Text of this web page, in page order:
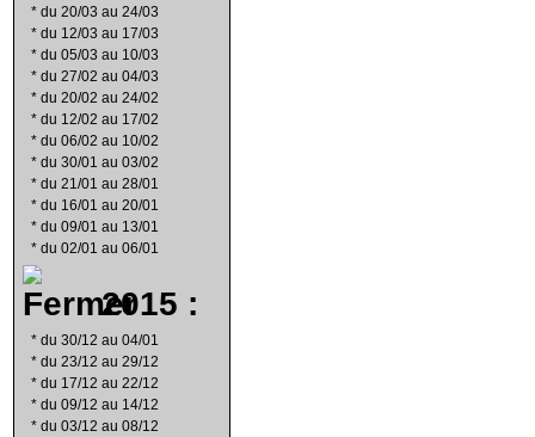
* du 20/03 au 24/03
* du 12/03 au 17/03
* du 05/03 au 10/03
* du 27/02 au 04/03
* du 20/02 au 24/02
* du 12/02 au 17/02
* du 06/02 au 10/02
* du 30/01 au 03/02
* du 21/01 au 28/01
* du 16/01 au 20/01
* du 09/01 au 13/01
* du 02/01 au 06/01
2015 :
* du 30/12 au 04/01
* du 23/12 au 29/12
* du 17/12 au 22/12
* du 09/12 au 14/12
* du 03/12 au 08/12